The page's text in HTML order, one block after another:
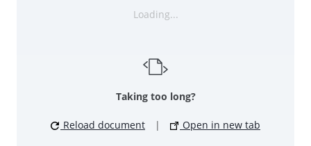
Loading...
Taking too long?
Reload document | Open in new tab